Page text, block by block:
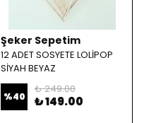
Şeker Sepetim
12 ADET SOSYETE LOLİPOP
SİYAH BEYAZ
%40
₺ 249.00
₺ 149.00